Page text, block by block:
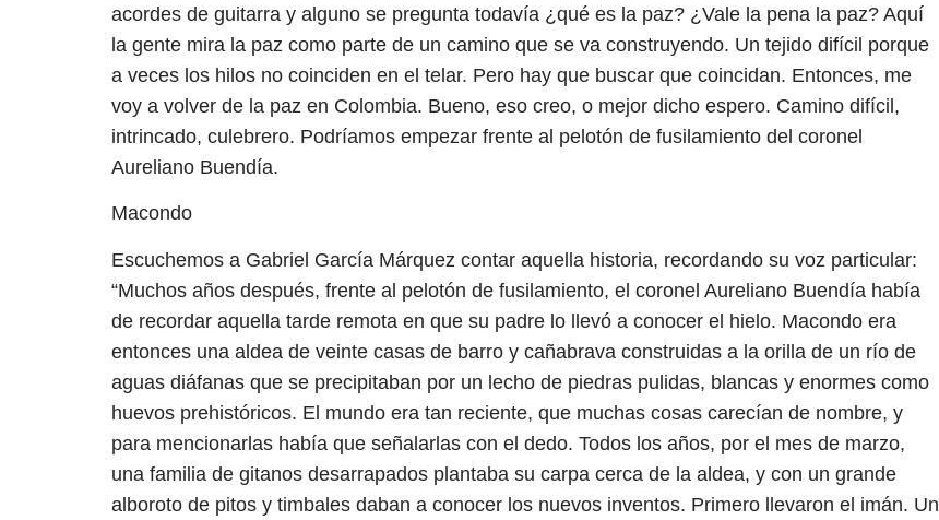
acordes de guitarra y alguno se pregunta todavía ¿qué es la paz? ¿Vale la pena la paz? Aquí
la gente mira la paz como parte de un camino que se va construyendo. Un tejido difícil porque
a veces los hilos no coinciden en el telar. Pero hay que buscar que coincidan. Entonces, me
voy a volver de la paz en Colombia. Bueno, eso creo, o mejor dicho espero. Camino difícil,
intrincado, culebrero. Podríamos empezar frente al pelotón de fusilamiento del coronel
Aureliano Buendía.
Macondo
Escuchemos a Gabriel García Márquez contar aquella historia, recordando su voz particular:
“Muchos años después, frente al pelotón de fusilamiento, el coronel Aureliano Buendía había
de recordar aquella tarde remota en que su padre lo llevó a conocer el hielo. Macondo era
entonces una aldea de veinte casas de barro y cañabrava construidas a la orilla de un río de
aguas diáfanas que se precipitaban por un lecho de piedras pulidas, blancas y enormes como
huevos prehistóricos. El mundo era tan reciente, que muchas cosas carecían de nombre, y
para mencionarlas había que señalarlas con el dedo. Todos los años, por el mes de marzo,
una familia de gitanos desarrapados plantaba su carpa cerca de la aldea, y con un grande
alboroto de pitos y timbales daban a conocer los nuevos inventos. Primero llevaron el imán. Un